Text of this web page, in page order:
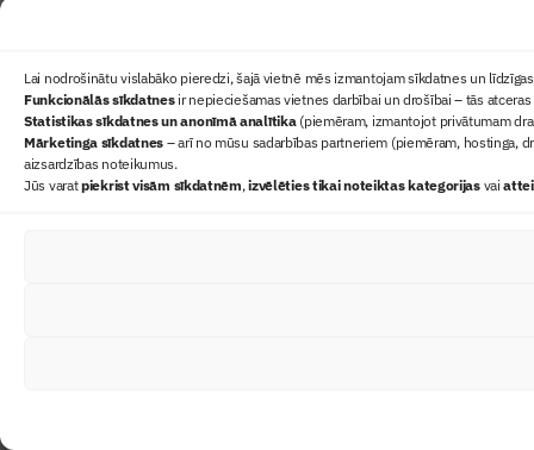
Lai nodrošinātu vislabāko pieredzi, šajā vietnē mēs izmantojam sīkdatnes un
Funkcionālās sīkdatnesir nepieciešamas vietnes darbībai un drošībai – tās
Statistikas sīkdatnes un anonīmā analītika(piemēram, izmantojot privātumam
Mārketinga sīkdatnes – arī no mūsu sadarbības partneriem (piemēram, hostinga,
aizsardzības noteikumus.
Jūs varatpiekrist visām sīkdatnēm,izvēlēties tikai noteiktas kategorijasvai